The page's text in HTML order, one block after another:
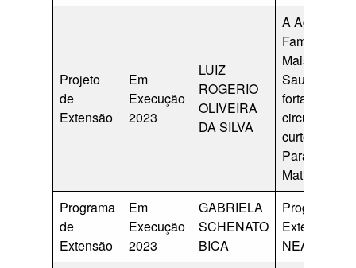
Projeto
de
Extensão
Em
Execução
2023
LUIZ
ROGERIO
OLIVEIRA
DA SILVA
A Agricultura
Familiar é
Mais
Saudável:
fortalecendo
circuitos
curtos no
Paranaguá-
Matinhos.
Programa
de
Extensão
Em
Execução
2023
GABRIELA
SCHENATO
BICA
Programa de
Extensão
NEA Juçara